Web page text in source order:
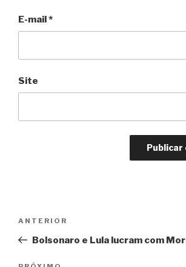
E-mail*
Site
Post
Anterior
ANTERIOR
Bolsonaro e Lula lucram com